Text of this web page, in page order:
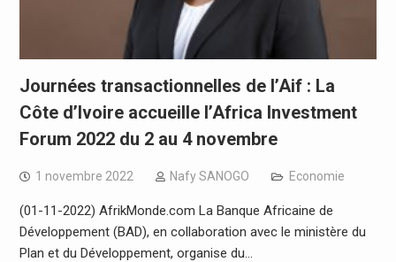
Journées transactionnelles de l’Aif : La
Côte d’Ivoire accueille l’Africa Investment
Forum 2022 du 2 au 4 novembre
1 novembre 2022 Nafy SANOGO Economie
(01-11-2022) AfrikMonde.com La Banque Africaine de
Développement (BAD), en collaboration avec le ministère du
Plan et du Développement, organise du…